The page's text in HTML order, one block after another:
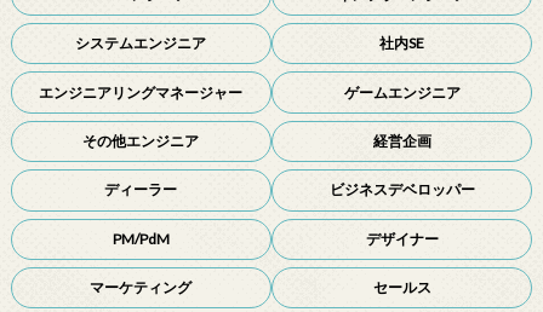
システムエンジニア 社内SE
エンジニアリングマネージャー ゲームエンジニア
その他エンジニア 経営企画
ディーラー ビジネスデベロッパー
PM/PdM デザイナー
マーケティング セールス